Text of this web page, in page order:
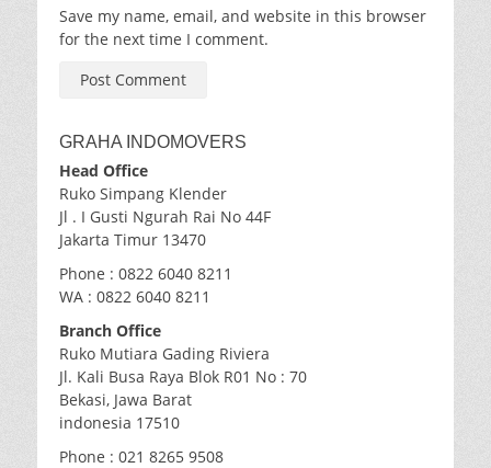
Save my name, email, and website in this browser
for the next time I comment.
GRAHA INDOMOVERS
Head Office
Ruko Simpang Klender
Jl . I Gusti Ngurah Rai No 44F
Jakarta Timur 13470
Phone : 0822 6040 8211
WA : 0822 6040 8211
Branch Office
Ruko Mutiara Gading Riviera
Jl. Kali Busa Raya Blok R01 No : 70
Bekasi, Jawa Barat
indonesia 17510
Phone : 021 8265 9508